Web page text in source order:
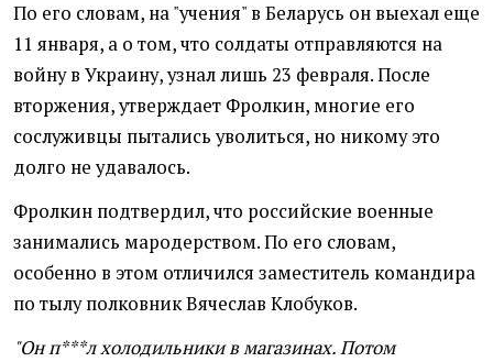
По его словам, на "учения" в Беларусь он выехал еще
11 января, а о том, что солдаты отправляются на
войну в Украину, узнал лишь 23 февраля. После
вторжения, утверждает Фролкин, многие его
сослуживцы пытались уволиться, но никому это
долго не удавалось.
Фролкин подтвердил, что российские военные
занимались мародерством. По его словам,
особенно в этом отличился заместитель командира
по тылу полковник Вячеслав Клобуков.
"Он п***л холодильники в магазинах. Потом